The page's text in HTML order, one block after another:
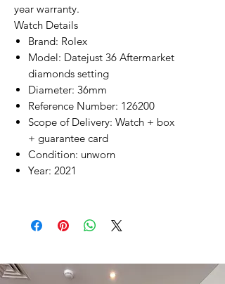
year warranty.
Watch Details
Brand: Rolex
Model: Datejust 36 Aftermarket
diamonds setting
Diameter: 36mm
Reference Number: 126200
Scope of Delivery: Watch + box
+ guarantee card
Condition: unworn
Year: 2021